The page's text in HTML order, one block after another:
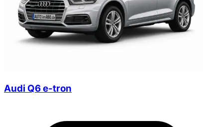
Audi Q6 e-tron